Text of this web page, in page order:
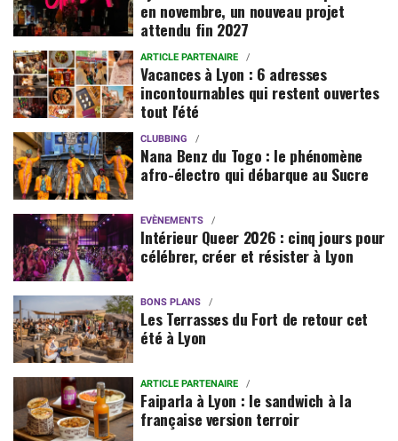
en novembre, un nouveau projet
attendu fin 2027
ARTICLE PARTENAIRE
Vacances à Lyon : 6 adresses
incontournables qui restent ouvertes
tout l'été
CLUBBING
Nana Benz du Togo : le phénomène
afro-électro qui débarque au Sucre
EVÈNEMENTS
Intérieur Queer 2026 : cinq jours pour
célébrer, créer et résister à Lyon
BONS PLANS
Les Terrasses du Fort de retour cet
été à Lyon
ARTICLE PARTENAIRE
Faiparla à Lyon : le sandwich à la
française version terroir